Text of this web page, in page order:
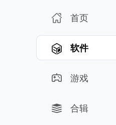
首页
软件
游戏
合辑